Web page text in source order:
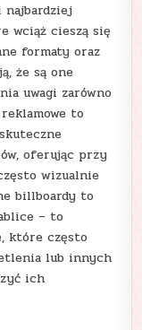
wciąż cieszą się
formaty oraz
że są one
uwagi zarówno
to
oferując przy
wizualnie
billboardy to
– to
które często
lub innych
ich